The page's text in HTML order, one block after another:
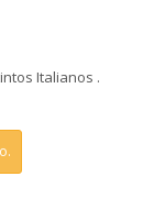
Italianos .